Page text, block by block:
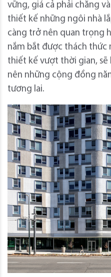
vững, giá cả phải chăng
thiết kế những ngôi nhà
càng trở nên quan trọng
nắm bắt được thách thức
thiết kế vượt thời gian, sẽ
nên những cộng đồng
tương lai.